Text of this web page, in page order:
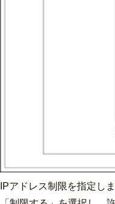
IPアドレス制限を指定しま